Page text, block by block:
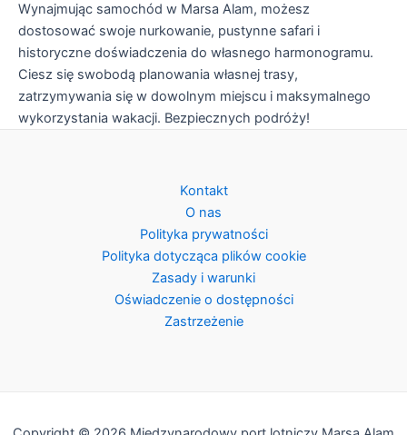
Wynajmując samochód w Marsa Alam, możesz
dostosować swoje nurkowanie, pustynne safari i
historyczne doświadczenia do własnego harmonogramu.
Ciesz się swobodą planowania własnej trasy,
zatrzymywania się w dowolnym miejscu i maksymalnego
wykorzystania wakacji. Bezpiecznych podróży!
Kontakt
O nas
Polityka prywatności
Polityka dotycząca plików cookie
Zasady i warunki
Oświadczenie o dostępności
Zastrzeżenie